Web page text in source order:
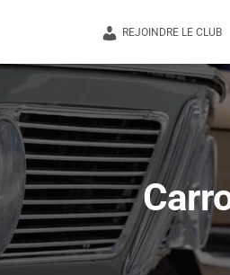
REJOINDRE LE CLUB